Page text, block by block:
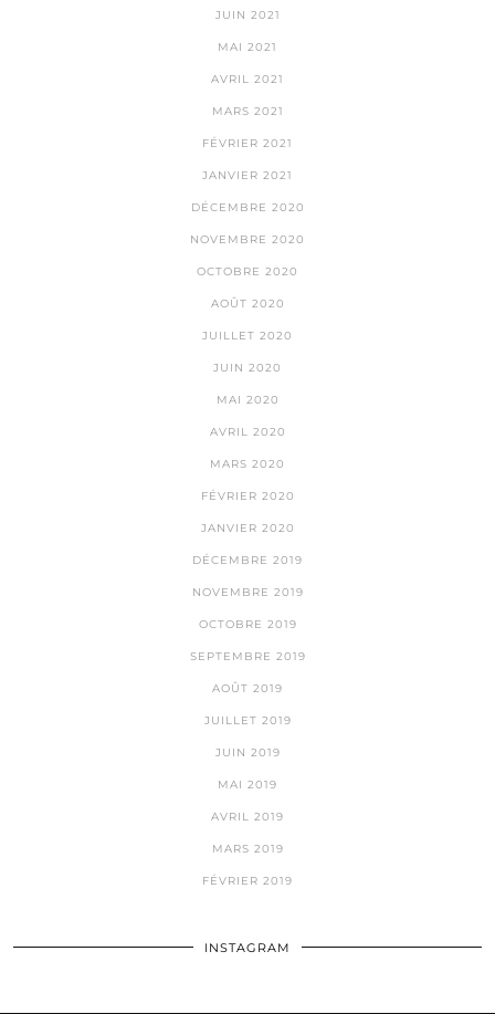
JUIN 2021
MAI 2021
AVRIL 2021
MARS 2021
FÉVRIER 2021
JANVIER 2021
DÉCEMBRE 2020
NOVEMBRE 2020
OCTOBRE 2020
AOÛT 2020
JUILLET 2020
JUIN 2020
MAI 2020
AVRIL 2020
MARS 2020
FÉVRIER 2020
JANVIER 2020
DÉCEMBRE 2019
NOVEMBRE 2019
OCTOBRE 2019
SEPTEMBRE 2019
AOÛT 2019
JUILLET 2019
JUIN 2019
MAI 2019
AVRIL 2019
MARS 2019
FÉVRIER 2019
INSTAGRAM